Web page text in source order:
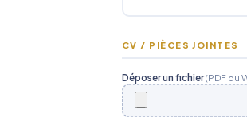
CV / PIÈCES JOINTES
Déposer un fichier(PDF ou